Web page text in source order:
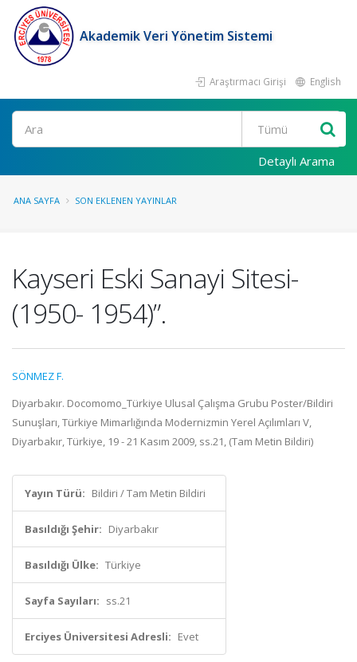
Akademik Veri Yönetim Sistemi
Araştırmacı Girişi English
Ara
Detaylı Arama
ANA SAYFA SON EKLENEN YAYINLAR
Kayseri Eski Sanayi Sitesi-
(1950- 1954)”.
SÖNMEZ F.
Diyarbakır. Docomomo_Türkiye Ulusal Çalışma Grubu Poster/Bildiri
Sunuşları, Türkiye Mimarlığında Modernizmin Yerel Açılımları V,
Diyarbakır, Türkiye, 19 - 21 Kasım 2009, ss.21, (Tam Metin Bildiri)
Yayın Türü: Bildiri / Tam Metin Bildiri
Basıldığı Şehir: Diyarbakır
Basıldığı Ülke: Türkiye
Sayfa Sayıları: ss.21
Erciyes Üniversitesi Adresli: Evet